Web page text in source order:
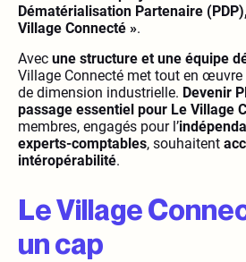
Dématérialisation Partenaire
Village Connecté ».
Avec une structure et une équipe
Village Connecté met tout en œuvre
de dimension industrielle. Devenir
passage essentiel pour Le Village
membres, engagés pour l’
experts-comptables, souhaitent
intéropérabilité.
Le Village
un cap